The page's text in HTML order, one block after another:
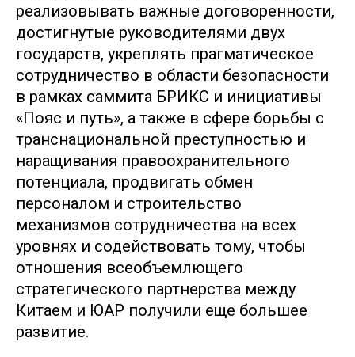
реализовывать важные договоренности,
достигнутые руководителями двух
государств, укреплять прагматическое
сотрудничество в области безопасности
в рамках саммита БРИКС и инициативы
«Пояс и путь», а также в сфере борьбы с
транснациональной преступностью и
наращивания правоохранительного
потенциала, продвигать обмен
персоналом и строительство
механизмов сотрудничества на всех
уровнях и содействовать тому, чтобы
отношения всеобъемлющего
стратегического партнерства между
Китаем и ЮАР получили еще большее
развитие.